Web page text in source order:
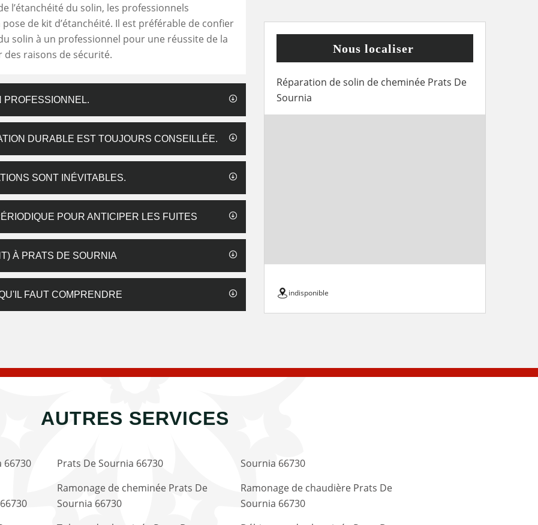
l’étanchéité du solin, les professionnels
de kit d’étanchéité. Il est préférable de confier
solin à un professionnel pour une réussite de la
des raisons de sécurité.
PROFESSIONNEL.
DURABLE EST TOUJOURS CONSEILLÉE.
SONT INÉVITABLES.
POUR ANTICIPER LES FUITES
À PRATS DE SOURNIA
FAUT COMPRENDRE
Nous localiser
Réparation de solin de cheminée Prats De
Sournia
indisponible
AUTRES SERVICES
66730
Prats De Sournia 66730
Ramonage de cheminée Prats De
Sournia 66730
Sournia 66730
Ramonage de chaudière Prats De
Sournia 66730